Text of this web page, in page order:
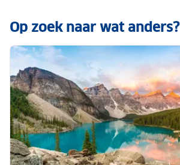
Op zoek naar wat anders?